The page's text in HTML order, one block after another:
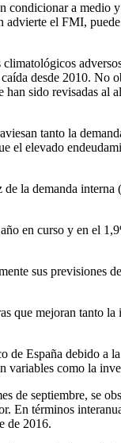
condicionar a
el FMI,
desde 2010. No
sido revisadas al
tanto la
el elevado
la demanda
en curso y en el
sus previsiones
que mejoran tanto
España debido a
variables como la
de septiembre, se
En términos
de 2016.